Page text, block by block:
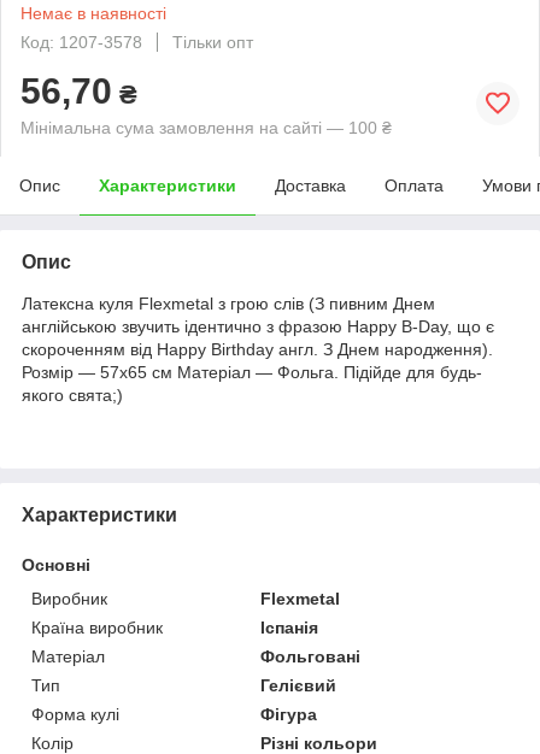
Немає в наявності
Код: 1207-3578
Тільки опт
56,70 ₴
Мінімальна сума замовлення на сайті — 100 ₴
Опис Характеристики Доставка Оплата Умови
Опис
Латексна куля Flexmetal з грою слів (З пивним Днем
англійською звучить ідентично з фразою Happy B-Day, що є
скороченням від Happy Birthday англ. З Днем народження).
Розмір — 57х65 см Матеріал — Фольга. Підійде для будь-
якого свята;)
Характеристики
Основні
Виробник
Flexmetal
Країна виробник
Іспанія
Матеріал
Фольговані
Тип
Гелієвий
Форма кулі
Фігура
Колір
Різні кольори